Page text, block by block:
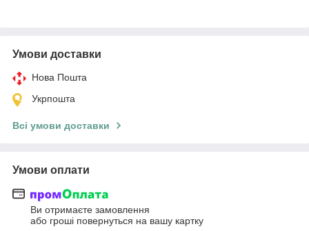
Умови доставки
Нова Пошта
Укрпошта
Всі умови доставки
Умови оплати
Ви отримаєте замовлення
або гроші повернуться на вашу картку